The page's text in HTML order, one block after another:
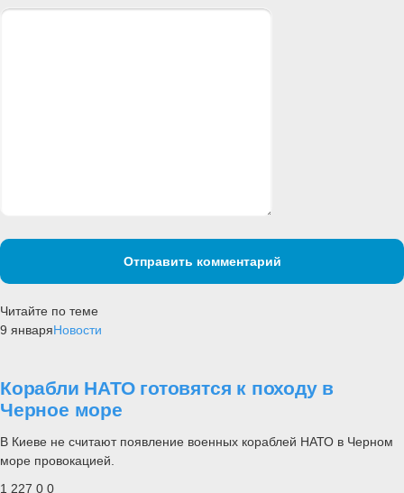
Отправить комментарий
Читайте по теме
9 январяНовости
Корабли НАТО готовятся к походу в
Черное море
В Киеве не считают появление военных кораблей НАТО в Черном
море провокацией.
1 227 0 0